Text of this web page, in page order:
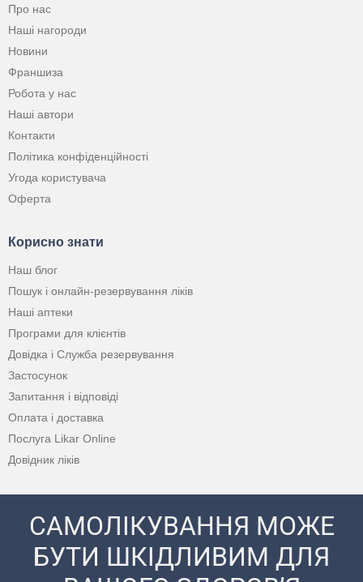
Про нас
Наші нагороди
Новини
Франшиза
Робота у нас
Наші автори
Контакти
Політика конфіденційності
Угода користувача
Оферта
Корисно знати
Наш блог
Пошук і онлайн-резервування ліків
Наші аптеки
Програми для клієнтів
Довідка і Служба резервування
Застосунок
Запитання і відповіді
Оплата і доставка
Послуга Likar Online
Довідник ліків
САМОЛІКУВАННЯ МОЖЕ
БУТИ ШКІДЛИВИМ ДЛЯ